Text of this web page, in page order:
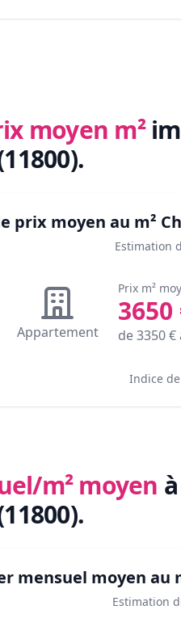
moyen m²
.
prix moyen au m²
Estimation
Appartement
Prix m²
3650
de3350€
Indice
m² moyen
.
mensuel moyen au
Estimation